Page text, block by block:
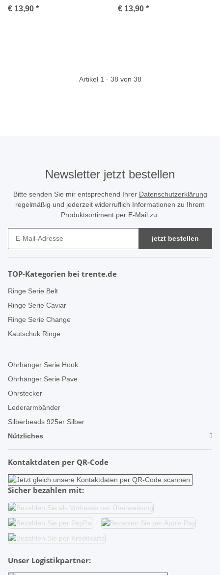
€ 13,90 * € 13,90 *
Artikel 1 - 38 von 38
Newsletter jetzt bestellen
Bitte senden Sie mir entsprechend Ihrer Datenschutzerklärung
regelmäßig und jederzeit widerruflich Informationen zu Ihrem
Produktsortiment per E-Mail zu.
jetzt bestellen
TOP-Kategorien bei trente.de
Ringe Serie Belt
Ringe Serie Caviar
Ringe Serie Change
Kautschuk Ringe
Ohrhänger Serie Hook
Ohrhänger Serie Pave
Ohrstecker
Lederarmbänder
Silberbeads 925er Silber
Nützliches
Kontaktdaten per QR-Code
Sicher bezahlen mit:
Unser Logistikpartner: